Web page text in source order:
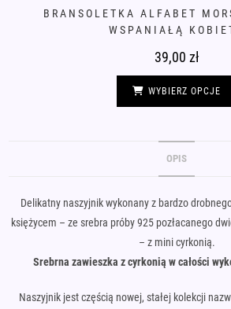
BRANSOLETKA ALFABET
WSPANIAŁĄ
39,00 zł
WYBIERZ OPCJE
OPIS
Delikatny naszyjnik wykonany z bardzo
księżycem – ze srebra próby 925 pozłacanego
– z mini cyrkonią.
Srebrna zawieszka z cyrkonią w całości
Naszyjnik jest częścią nowej, stałej kolekcji